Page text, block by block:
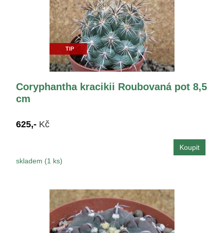
TIP
Coryphantha kracikii Roubovaná pot 8,5
cm
625,- Kč
skladem (1 ks)